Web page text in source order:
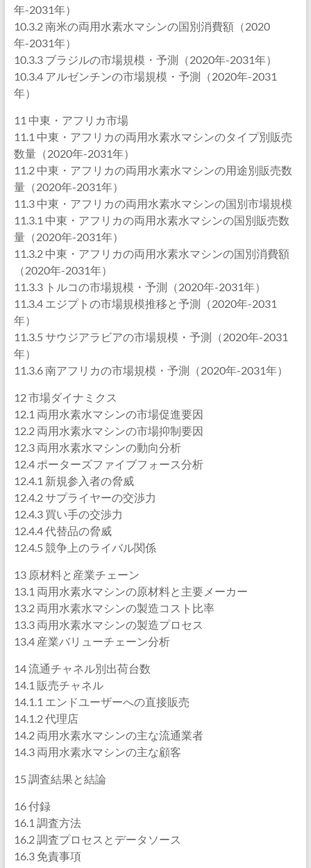
年-2031年）
10.3.2 南米の両用水素水マシンの国別消費額（2020
年-2031年）
10.3.3 ブラジルの市場規模・予測（2020年-2031年）
10.3.4 アルゼンチンの市場規模・予測（2020年-2031
年）
11 中東・アフリカ市場
11.1 中東・アフリカの両用水素水マシンのタイプ別販売
数量（2020年-2031年）
11.2 中東・アフリカの両用水素水マシンの用途別販売数
量（2020年-2031年）
11.3 中東・アフリカの両用水素水マシンの国別市場規模
11.3.1 中東・アフリカの両用水素水マシンの国別販売数
量（2020年-2031年）
11.3.2 中東・アフリカの両用水素水マシンの国別消費額
（2020年-2031年）
11.3.3 トルコの市場規模・予測（2020年-2031年）
11.3.4 エジプトの市場規模推移と予測（2020年-2031
年）
11.3.5 サウジアラビアの市場規模・予測（2020年-2031
年）
11.3.6 南アフリカの市場規模・予測（2020年-2031年）
12 市場ダイナミクス
12.1 両用水素水マシンの市場促進要因
12.2 両用水素水マシンの市場抑制要因
12.3 両用水素水マシンの動向分析
12.4 ポーターズファイブフォース分析
12.4.1 新規参入者の脅威
12.4.2 サプライヤーの交渉力
12.4.3 買い手の交渉力
12.4.4 代替品の脅威
12.4.5 競争上のライバル関係
13 原材料と産業チェーン
13.1 両用水素水マシンの原材料と主要メーカー
13.2 両用水素水マシンの製造コスト比率
13.3 両用水素水マシンの製造プロセス
13.4 産業バリューチェーン分析
14 流通チャネル別出荷台数
14.1 販売チャネル
14.1.1 エンドユーザーへの直接販売
14.1.2 代理店
14.2 両用水素水マシンの主な流通業者
14.3 両用水素水マシンの主な顧客
15 調査結果と結論
16 付録
16.1 調査方法
16.2 調査プロセスとデータソース
16.3 免責事項